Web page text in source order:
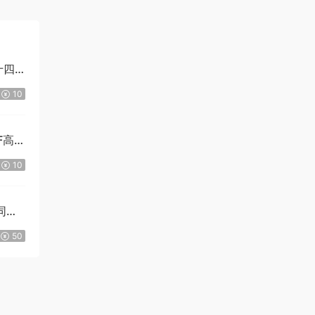
四
10
清
10
倫
50